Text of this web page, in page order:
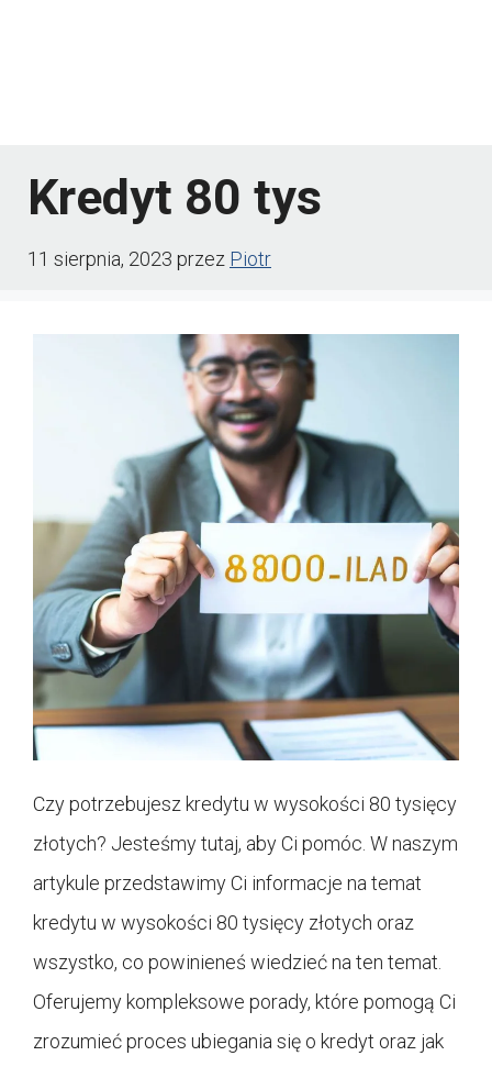
Kredyt 80 tys
11 sierpnia, 2023 przez Piotr
Czy potrzebujesz kredytu w wysokości 80 tysięcy
złotych? Jesteśmy tutaj, aby Ci pomóc. W naszym
artykule przedstawimy Ci informacje na temat
kredytu w wysokości 80 tysięcy złotych oraz
wszystko, co powinieneś wiedzieć na ten temat.
Oferujemy kompleksowe porady, które pomogą Ci
zrozumieć proces ubiegania się o kredyt oraz jak